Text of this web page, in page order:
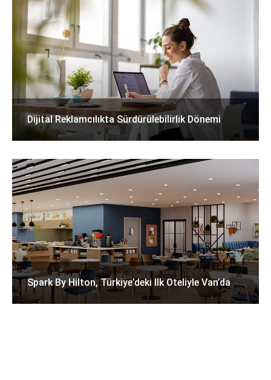
Dijital Reklamcılıkta Sürdürülebilirlik Dönemi
Spark By Hilton, Türkiye’deki Ilk Oteliyle Van’da